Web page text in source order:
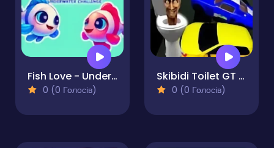
Fish Love - Underwater Challenge
0 (0 Голосів)
Skibidi Toilet GT Drag Championship
0 (0 Голосів)